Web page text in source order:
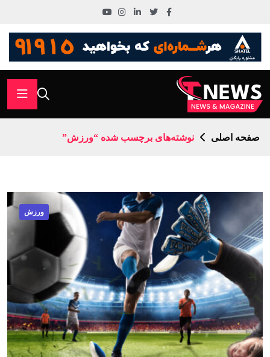
صفحه اصلی نوشته‌های برچسب شده “ورزش”
ورزش